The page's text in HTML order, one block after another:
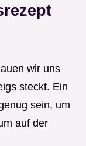
wir uns
steckt. Ein
sein, um
auf der